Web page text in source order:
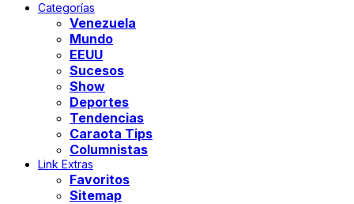
Categorías
Venezuela
Mundo
EEUU
Sucesos
Show
Deportes
Tendencias
Caraota Tips
Columnistas
Link Extras
Favoritos
Sitemap